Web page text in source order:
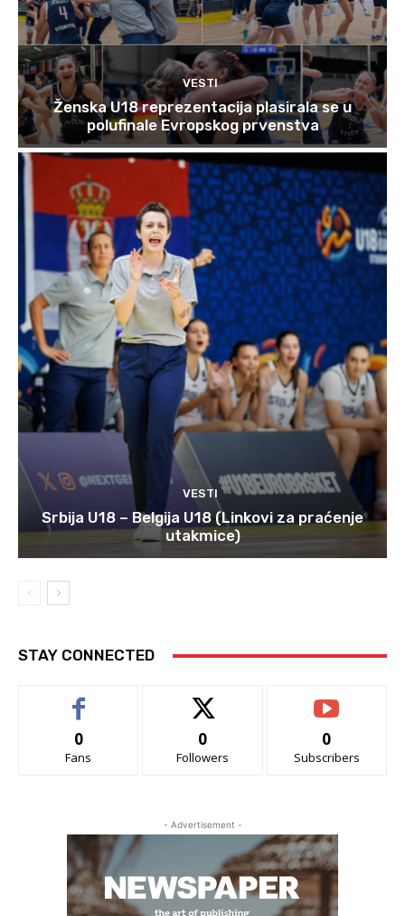
VESTI
Ženska U18 reprezentacija plasirala se u
polufinale Evropskog prvenstva
VESTI
Srbija U18 – Belgija U18 (Linkovi za praćenje
utakmice)
STAY CONNECTED
0
Fans
0
Followers
0
Subscribers
- Advertisement -